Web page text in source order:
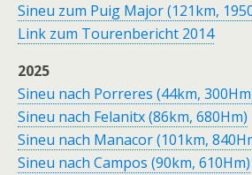
Sineu zum Puig Major (121km,
Link zum Tourenbericht 2014
2025
Sineu nach Porreres (44km,
Sineu nach Felanitx (86km, 680Hm)
Sineu nach Manacor (101km,
Sineu nach Campos (90km, 610Hm)